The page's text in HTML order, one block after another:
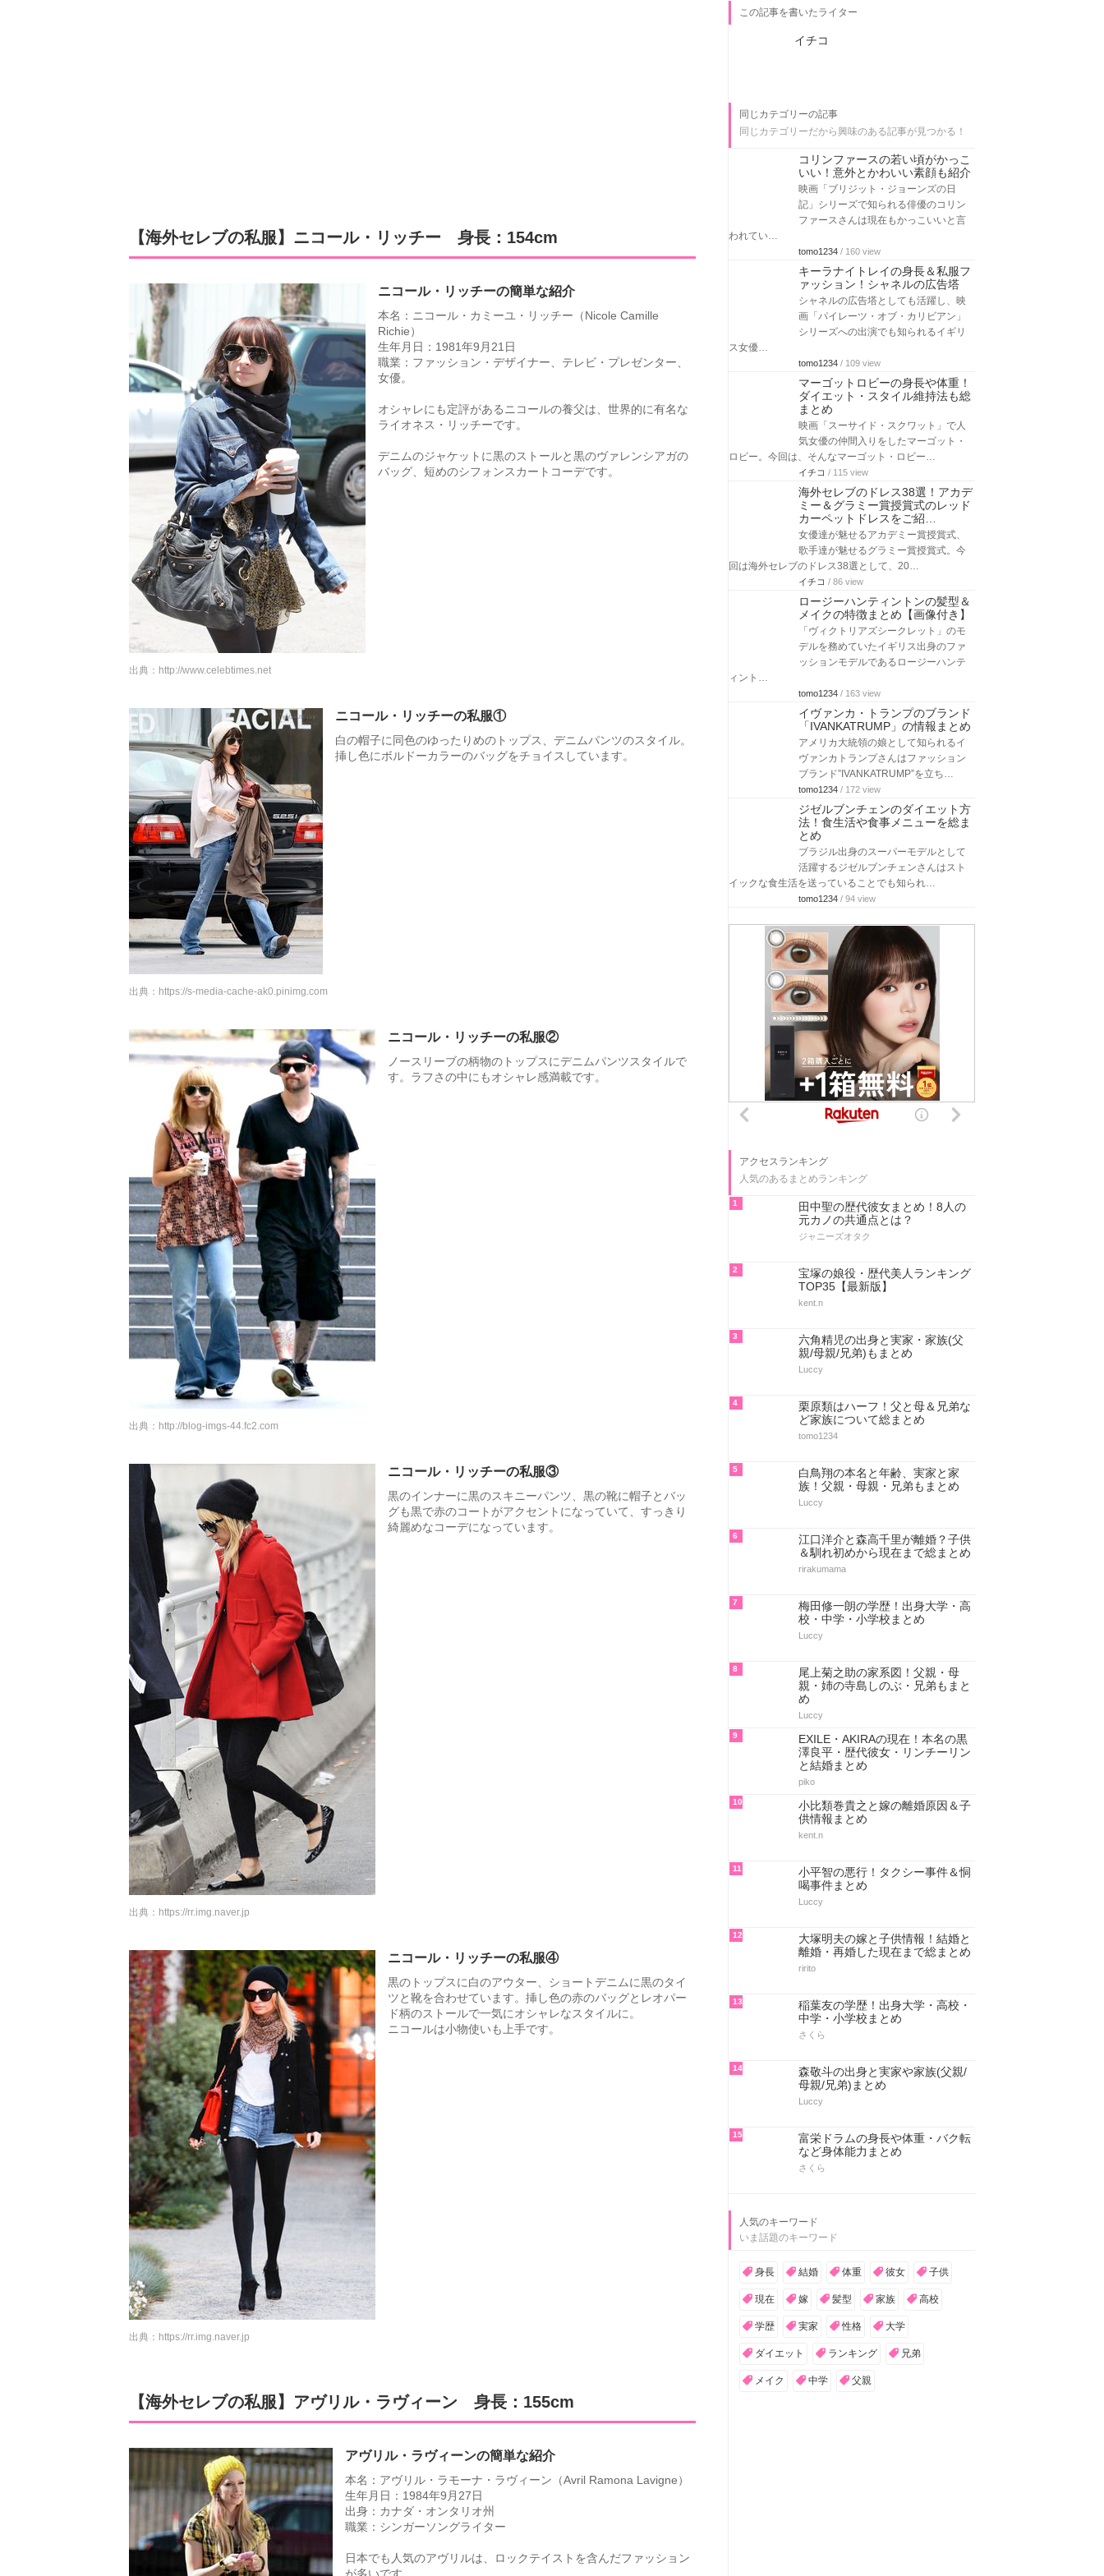
【海外セレブの私服】ニコール・リッチー 身長：154cm
ニコール・リッチーの簡単な紹介
本名：ニコール・カミーユ・リッチー（Nicole Camille
Richie）
生年月日：1981年9月21日
職業：ファッション・デザイナー、テレビ・プレゼンター、
女優。
オシャレにも定評があるニコールの養父は、世界的に有名な
ライオネス・リッチーです。
デニムのジャケットに黒のストールと黒のヴァレンシアガの
バッグ、短めのシフォンスカートコーデです。
出典： http://www.celebtimes.net
ニコール・リッチーの私服①
白の帽子に同色のゆったりめのトップス、デニムパンツのスタイル。
挿し色にボルドーカラーのバッグをチョイスしています。
出典： https://s-media-cache-ak0.pinimg.com
ニコール・リッチーの私服②
ノースリーブの柄物のトップスにデニムパンツスタイルで
す。ラフさの中にもオシャレ感満載です。
出典： http://blog-imgs-44.fc2.com
ニコール・リッチーの私服③
黒のインナーに黒のスキニーパンツ、黒の靴に帽子とバッ
グも黒で赤のコートがアクセントになっていて、すっきり
綺麗めなコーデになっています。
出典： https://rr.img.naver.jp
ニコール・リッチーの私服④
黒のトップスに白のアウター、ショートデニムに黒のタイ
ツと靴を合わせています。挿し色の赤のバッグとレオパー
ド柄のストールで一気にオシャレなスタイルに。
ニコールは小物使いも上手です。
出典： https://rr.img.naver.jp
【海外セレブの私服】アヴリル・ラヴィーン 身長：155cm
アヴリル・ラヴィーンの簡単な紹介
本名：アヴリル・ラモーナ・ラヴィーン（Avril Ramona Lavigne）
生年月日：1984年9月27日
出身：カナダ・オンタリオ州
職業：シンガーソングライター
日本でも人気のアヴリルは、ロックテイストを含んだファッション
が多いです。
この記事を書いたライター
イチコ
同じカテゴリーの記事
同じカテゴリーだから興味のある記事が見つかる！
コリンファースの若い頃がかっこ
いい！意外とかわいい素顔も紹介
映画「ブリジット・ジョーンズの日
記」シリーズで知られる俳優のコリン
ファースさんは現在もかっこいいと言
われてい…
tomo1234 / 160 view
キーラナイトレイの身長＆私服フ
ァッション！シャネルの広告塔
シャネルの広告塔としても活躍し、映
画「パイレーツ・オブ・カリビアン」
シリーズへの出演でも知られるイギリ
ス女優…
tomo1234 / 109 view
マーゴットロビーの身長や体重！
ダイエット・スタイル維持法も総
まとめ
映画「スーサイド・スクワット」で人
気女優の仲間入りをしたマーゴット・
ロビー。今回は、そんなマーゴット・ロビー…
イチコ / 115 view
海外セレブのドレス38選！アカデ
ミー＆グラミー賞授賞式のレッド
カーペットドレスをご紹…
女優達が魅せるアカデミー賞授賞式、
歌手達が魅せるグラミー賞授賞式。今
回は海外セレブのドレス38選として、20…
イチコ / 86 view
ロージーハンティントンの髪型＆
メイクの特徴まとめ【画像付き】
「ヴィクトリアズシークレット」のモ
デルを務めていたイギリス出身のファ
ッションモデルであるロージーハンテ
ィント…
tomo1234 / 163 view
イヴァンカ・トランプのブランド
「IVANKATRUMP」の情報まとめ
アメリカ大統領の娘として知られるイ
ヴァンカトランプさんはファッション
ブランド”IVANKATRUMP”を立ち…
tomo1234 / 172 view
ジゼルブンチェンのダイエット方
法！食生活や食事メニューを総ま
とめ
ブラジル出身のスーパーモデルとして
活躍するジゼルブンチェンさんはスト
イックな食生活を送っていることでも知られ…
tomo1234 / 94 view
アクセスランキング
人気のあるまとめランキング
1
田中聖の歴代彼女まとめ！8人の
元カノの共通点とは？
ジャニーズオタク
2
宝塚の娘役・歴代美人ランキング
TOP35【最新版】
kent.n
3
六角精児の出身と実家・家族(父
親/母親/兄弟)もまとめ
Luccy
4
栗原類はハーフ！父と母＆兄弟な
ど家族について総まとめ
tomo1234
5
白鳥翔の本名と年齢、実家と家
族！父親・母親・兄弟もまとめ
Luccy
6
江口洋介と森高千里が離婚？子供
＆馴れ初めから現在まで総まとめ
rirakumama
7
梅田修一朗の学歴！出身大学・高
校・中学・小学校まとめ
Luccy
8
尾上菊之助の家系図！父親・母
親・姉の寺島しのぶ・兄弟もまと
め
Luccy
9
EXILE・AKIRAの現在！本名の黒
澤良平・歴代彼女・リンチーリン
と結婚まとめ
piko
10
小比類巻貴之と嫁の離婚原因＆子
供情報まとめ
kent.n
11
小平智の悪行！タクシー事件＆恫
喝事件まとめ
Luccy
12
大塚明夫の嫁と子供情報！結婚と
離婚・再婚した現在まで総まとめ
ririto
13
稲葉友の学歴！出身大学・高校・
中学・小学校まとめ
さくら
14
森敬斗の出身と実家や家族(父親/
母親/兄弟)まとめ
Luccy
15
富栄ドラムの身長や体重・バク転
など身体能力まとめ
さくら
人気のキーワード
いま話題のキーワード
身長 結婚 体重 彼女 子供
現在 嫁 髪型 家族 高校
学歴 実家 性格 大学
ダイエット ランキング 兄弟
メイク 中学 父親